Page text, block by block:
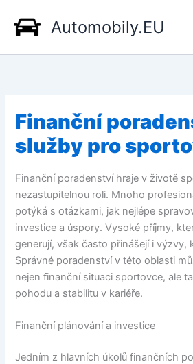
obsah
Automobily.EU
Finanční
služby pro
Finanční poradenství hraje v životě
nezastupitelnou roli. Mnoho
potýká s otázkami, jak nejlépe
investice a úspory. Vysoké příjmy,
generují, však často přinášejí i výzvy,
Správné poradenství v této oblasti
nejen finanční situaci sportovce, ale
pohodu a stabilitu v kariéře.
Finanční plánování a investice
Jedním z hlavních úkolů finančních